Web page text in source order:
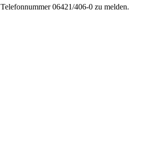
06421/406-0 zu melden.